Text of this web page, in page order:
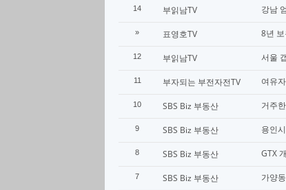
14 부읽남TV 강남
» 표영호TV 8년
12 부읽남TV 서울
11 부자되는 부전자전TV 여유
10 SBS Biz 부동산 거주
9 SBS Biz 부동산 용인
8 SBS Biz 부동산 GTX
7 SBS Biz 부동산 가양